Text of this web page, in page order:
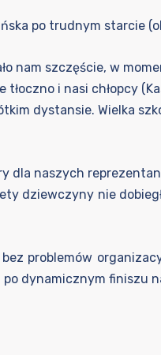
po trudnym starcie
nam szczęście, w
i nasi chłopcy
dystansie. Wielka
dla naszych
dziewczyny nie
problemów
dynamicznym finiszu